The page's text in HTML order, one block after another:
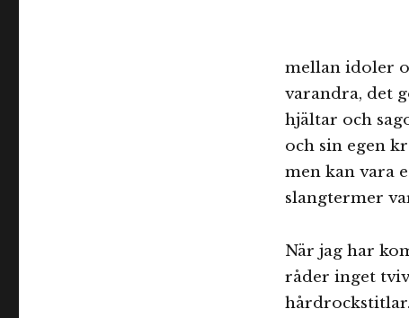
mellan idoler
varandra, det
hjältar och
och sin egen
men kan vara
slangtermer
När jag har
råder inget